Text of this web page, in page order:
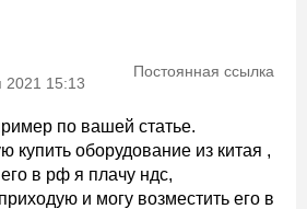
2021 15:13
Постоянная ссылка
по вашей статье.
купить оборудование из китая ,
в рф я плачу ндс,
и могу возместить его в